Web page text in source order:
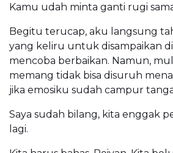
Kamu udah minta ganti rugi
Begitu terucap, aku langsung
yang keliru untuk disampaikan
mencoba berbaikan. Namun,
memang tidak bisa disuruh
jika emosiku sudah campur
Saya sudah bilang, kita enggak
lagi.